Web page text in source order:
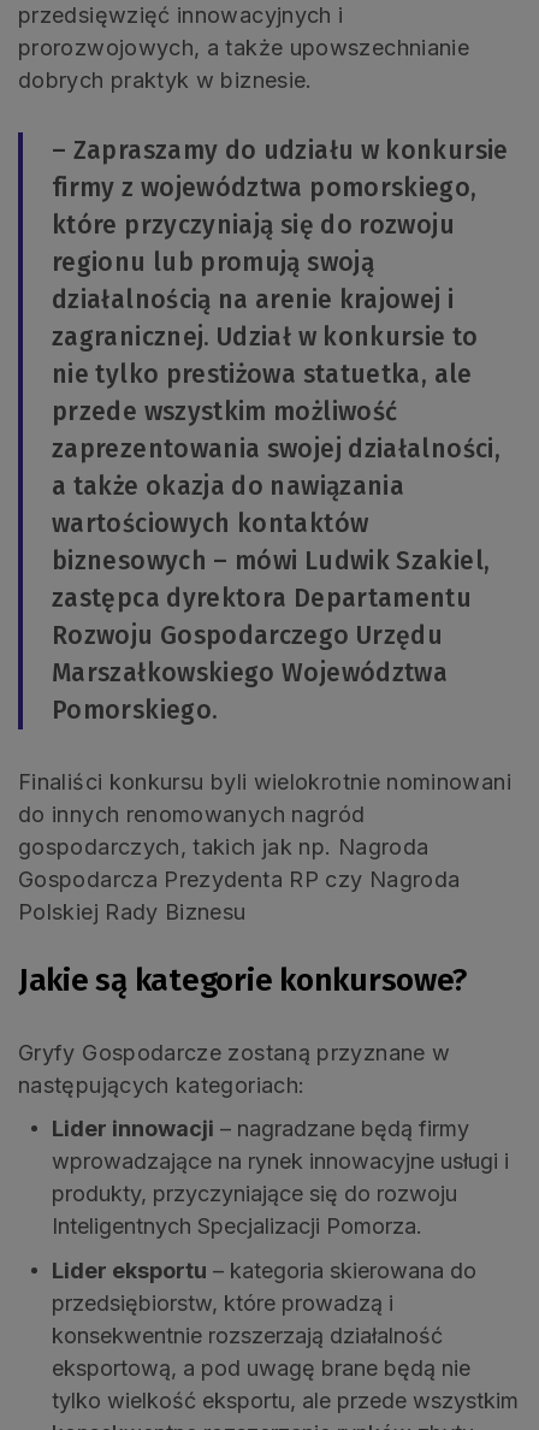
przedsięwzięć innowacyjnych i
prorozwojowych, a także upowszechnianie
dobrych praktyk w biznesie.
– Zapraszamy do udziału w konkursie
firmy z województwa pomorskiego,
które przyczyniają się do rozwoju
regionu lub promują swoją
działalnością na arenie krajowej i
zagranicznej. Udział w konkursie to
nie tylko prestiżowa statuetka, ale
przede wszystkim możliwość
zaprezentowania swojej działalności,
a także okazja do nawiązania
wartościowych kontaktów
biznesowych – mówi Ludwik Szakiel,
zastępca dyrektora Departamentu
Rozwoju Gospodarczego Urzędu
Marszałkowskiego Województwa
Pomorskiego.
Finaliści konkursu byli wielokrotnie nominowani
do innych renomowanych nagród
gospodarczych, takich jak np. Nagroda
Gospodarcza Prezydenta RP czy Nagroda
Polskiej Rady Biznesu
Jakie są kategorie konkursowe?
Gryfy Gospodarcze zostaną przyznane w
następujących kategoriach:
Lider innowacji – nagradzane będą firmy
wprowadzające na rynek innowacyjne usługi i
produkty, przyczyniające się do rozwoju
Inteligentnych Specjalizacji Pomorza.
Lider eksportu – kategoria skierowana do
przedsiębiorstw, które prowadzą i
konsekwentnie rozszerzają działalność
eksportową, a pod uwagę brane będą nie
tylko wielkość eksportu, ale przede wszystkim